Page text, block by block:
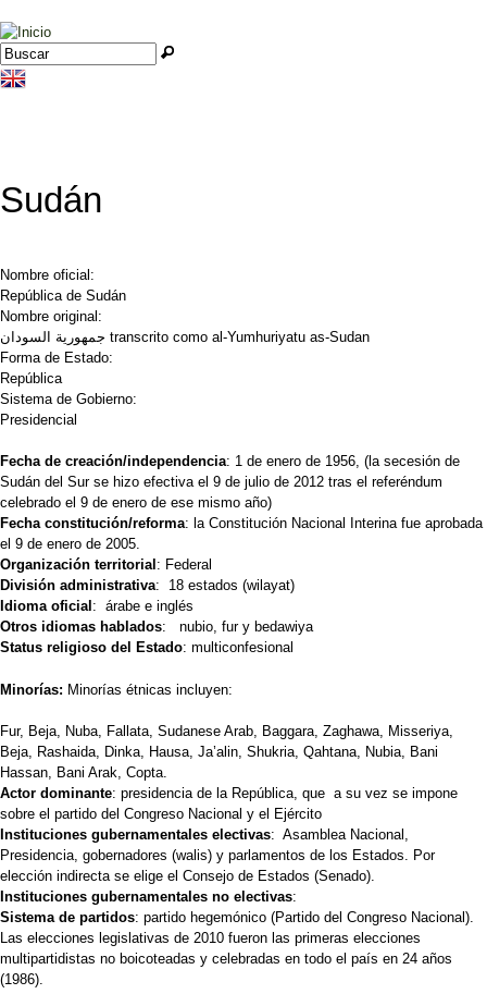
Jump to navigation
Formulario de búsqueda
Buscar
Sudán
Nombre oficial:
República de Sudán
Nombre original:
جمهورية السودان transcrito como al-Yumhuriyatu as-Sudan
Forma de Estado:
República
Sistema de Gobierno:
Presidencial
Fecha de creación/independencia: 1 de enero de 1956, (la secesión de
Sudán del Sur se hizo efectiva el 9 de julio de 2012 tras el referéndum
celebrado el 9 de enero de ese mismo año)
Fecha constitución/reforma: la Constitución Nacional Interina fue aprobada
el 9 de enero de 2005.
Organización territorial : Federal
División administrativa: 18 estados (wilayat)
Idioma oficial : árabe e inglés
Otros idiomas hablados: nubio, fur y bedawiya
Status religioso del Estado: multiconfesional
Minorías: Minorías étnicas incluyen:
Fur, Beja, Nuba, Fallata, Sudanese Arab, Baggara, Zaghawa, Misseriya,
Beja, Rashaida, Dinka, Hausa, Ja’alin, Shukria, Qahtana, Nubia, Bani
Hassan, Bani Arak, Copta.
Actor dominante: presidencia de la República, que a su vez se impone
sobre el partido del Congreso Nacional y el Ejército
Instituciones gubernamentales electivas: Asamblea Nacional,
Presidencia, gobernadores (walis) y parlamentos de los Estados. Por
elección indirecta se elige el Consejo de Estados (Senado).
Instituciones gubernamentales no electivas:
Sistema de partidos: partido hegemónico (Partido del Congreso Nacional).
Las elecciones legislativas de 2010 fueron las primeras elecciones
multipartidistas no boicoteadas y celebradas en todo el país en 24 años
(1986).